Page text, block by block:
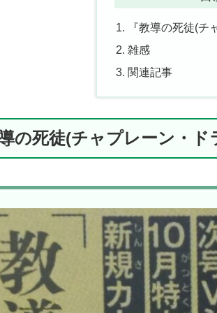
『教導の死徒(
雑感
関連記事
導の死徒(チャプレーン・ド